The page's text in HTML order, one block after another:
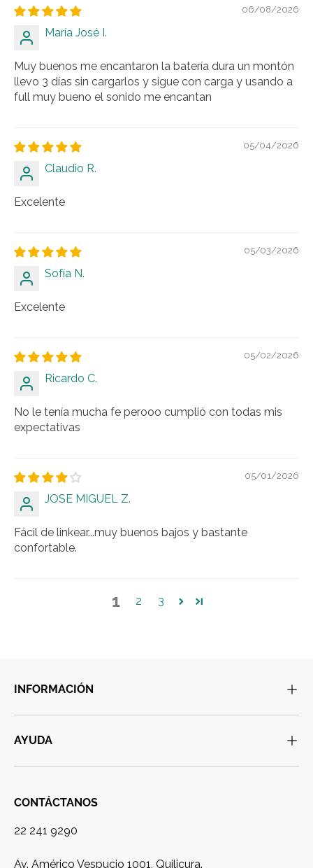
06/08/2026
María José I.
Muy buenos me encantaron la batería dura un montón
llevo 3 días sin cargarlos y sigue con carga y usando a
full muy bueno el sonido me encantan
05/04/2026
Claudio R.
Excelente
05/03/2026
Sofía N.
Excelente
05/02/2026
Ricardo C.
No le tenía mucha fe perooo cumplió con todas mis
expectativas
05/01/2026
JOSE MIGUEL Z.
Fácil de linkear...muy buenos bajos y bastante
confortable.
1 2 3
INFORMACIÓN
AYUDA
CONTÁCTANOS
22 241 9290
Av. Américo Vespucio 1001, Quilicura.